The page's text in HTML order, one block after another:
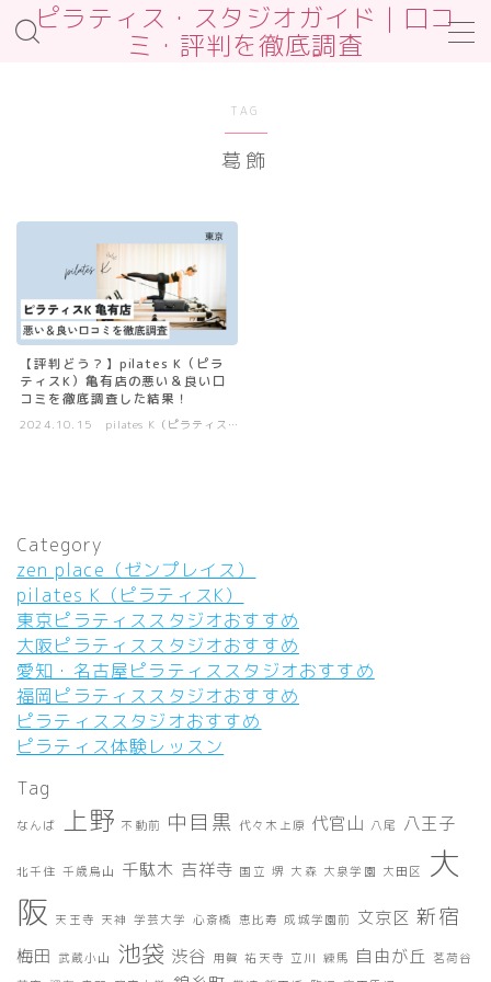
ピラティス・スタジオガイド｜口コ
ミ・評判を徹底調査
免責事項
利用規約／特定商取引法に基づく表記
利用規約／特定商取引法に基づく表記
有料記事の決済完了ページ
運営者情報
TAG
葛飾
【評判どう？】pilates K（ピラ
ティスK）亀有店の悪い＆良い口
コミを徹底調査した結果！
2024.10.15
pilates K（ピラティス
Category
zen place（ゼンプレイス）
pilates K（ピラティスK）
東京ピラティススタジオおすすめ
大阪ピラティススタジオおすすめ
愛知・名古屋ピラティススタジオおすすめ
福岡ピラティススタジオおすすめ
ピラティススタジオおすすめ
ピラティス体験レッスン
Tag
なんば 上野 不動前 中目黒 代々木上原 代官山 八尾 八王子
北千住 千歳烏山 千駄木 吉祥寺 国立 堺 大森 大泉学園 大田区
大
阪 天王寺 天神 学芸大学 心斎橋 恵比寿 成城学園前 文京区 新宿
梅田 武蔵小山 池袋 渋谷 用賀 祐天寺 立川 練馬 自由が丘 茗荷谷